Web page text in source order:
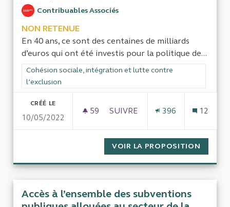
Contribuables Associés
NON RETENUE
En 40 ans, ce sont des centaines de milliards
d’euros qui ont été investis pour la politique de...
Filtrer les résultats de la catégorie : Cohésion sociale,
Cohésion sociale, intégration et lutte contre
l’exclusion
CRÉÉ LE
10/05/2022
59 59 ABONNÉS
SUIVRE
396 12
VOIR LA PROPOSITION
Accès à l’ensemble des subventions